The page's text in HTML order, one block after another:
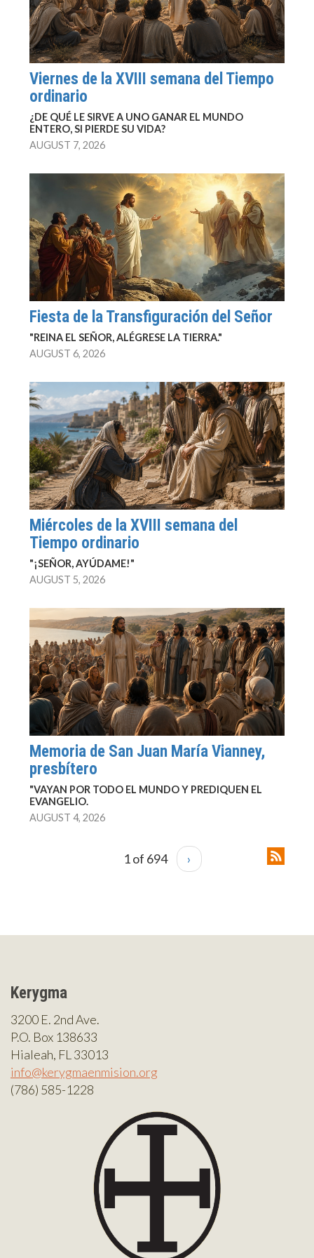
Viernes de la XVIII semana del Tiempo
ordinario
¿DE QUÉ LE SIRVE A UNO GANAR EL MUNDO
ENTERO, SI PIERDE SU VIDA?
AUGUST 7, 2026
Fiesta de la Transfiguración del Señor
"REINA EL SEÑOR, ALÉGRESE LA TIERRA."
AUGUST 6, 2026
Miércoles de la XVIII semana del
Tiempo ordinario
"¡SEÑOR, AYÚDAME!"
AUGUST 5, 2026
Memoria de San Juan María Vianney,
presbítero
"VAYAN POR TODO EL MUNDO Y PREDIQUEN EL
EVANGELIO.
AUGUST 4, 2026
1 of 694 ›
Kerygma
3200 E. 2nd Ave.
P.O. Box 138633
Hialeah, FL 33013
info@kerygmaenmision.org
(786) 585-1228